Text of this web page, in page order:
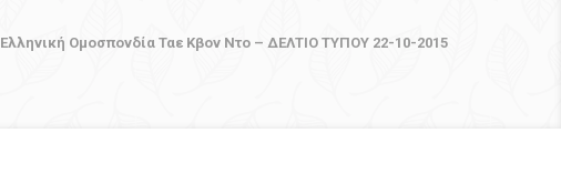
Ελληνική Ομοσπονδία Ταε Κβον Ντο – ΔΕΛΤΙΟ ΤΥΠΟΥ 22-10-2015